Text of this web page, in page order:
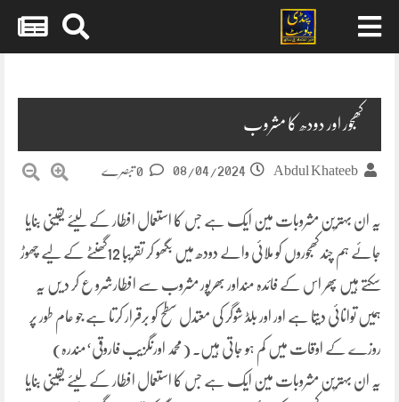
کھجور اور دودھ کا مشروب
Abdul Khateeb
08/04/2024
یہ ان بہترین مشروبات مین ایک ہے جس کا استعمال افطار کے لیئے یقینی بنایا
جائے ہم چند کھجوروں کو ملائی والے دودھ میں بگھو کر تقریبا 12گھنٹے کے لیے چھوڑ
سکتے ہیں پھر اس کے فائدہ منداور بھرپور مشروب سے افطارشرو ع کر د یں یہ
ہمیں توانائی دیتا ہے اور اور بلڈ شوگر کی معتدل سطح کو برقرار کرتا ہے جو عام طور پر
روزے کے اوقات میں کم ہو جاتی ہیں۔ (محمد اورنگزیب فاروقی‘مندرہ)
یہ ان بہترین مشروبات مین ایک ہے جس کا استعمال افطار کے لیئے یقینی بنایا